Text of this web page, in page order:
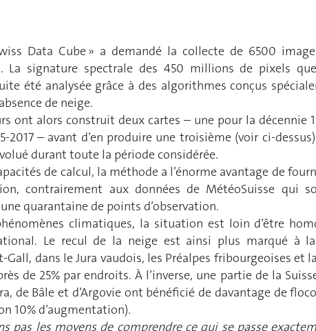
Data Cube » a demandé la collecte de 6500
La signature spectrale des 450 millions de pixels
été analysée grâce à des algorithmes conçus
de neige.
ont alors construit deux cartes – une pour la décennie
2017 – avant d’en produire une troisième (voir ci-
durant toute la période considérée.
de calcul, la méthode a l’énorme avantage de
contrairement aux données de MétéoSuisse qui
quarantaine de points d’observation.
climatiques, la situation est loin d’être
Le recul de la neige est ainsi plus marqué à
dans le Jura vaudois, les Préalpes fribourgeoises et
de 25% par endroits. À l’inverse, une partie de la
de Bâle et d’Argovie ont bénéficié de davantage de
10% d’augmentation).
pas les moyens de comprendre ce qui se passe